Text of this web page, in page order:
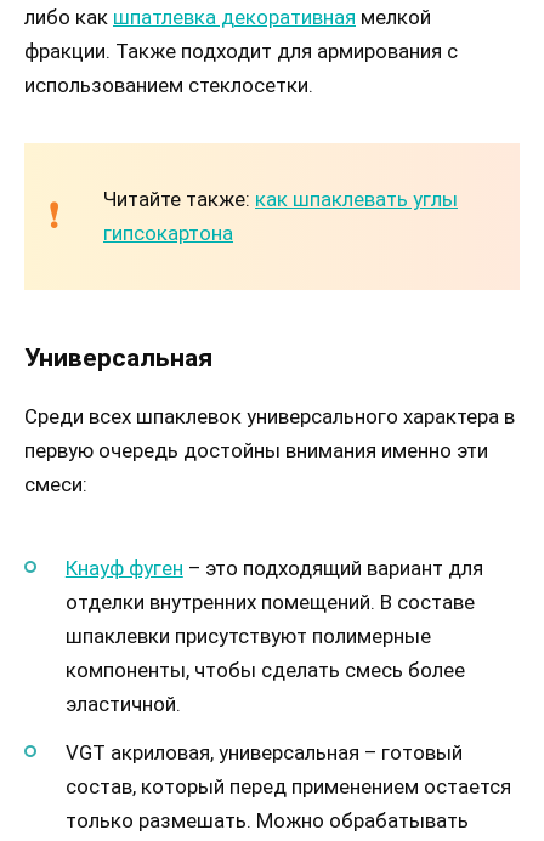
либо как шпатлевка декоративная мелкой
фракции. Также подходит для армирования с
использованием стеклосетки.
Читайте также: как шпаклевать углы
гипсокартона
Универсальная
Среди всех шпаклевок универсального характера в
первую очередь достойны внимания именно эти
смеси:
Кнауф фуген – это подходящий вариант для
отделки внутренних помещений. В составе
шпаклевки присутствуют полимерные
компоненты, чтобы сделать смесь более
эластичной.
VGT акриловая, универсальная – готовый
состав, который перед применением остается
только размешать. Можно обрабатывать